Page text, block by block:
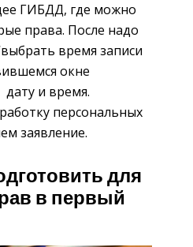
ГИБДД, где можно
права. После надо
время записи
окне
и время.
персональных
заявление.
для
в первый